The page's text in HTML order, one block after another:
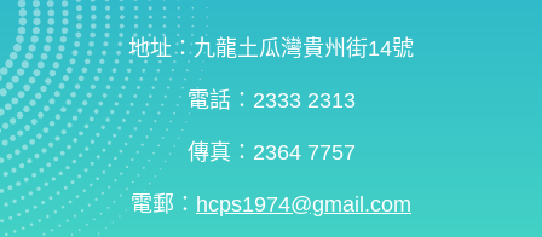
地址：九龍土瓜灣貴州街14號
電話：2333 2313
傳真：2364 7757
電郵： hcps1974@gmail.com